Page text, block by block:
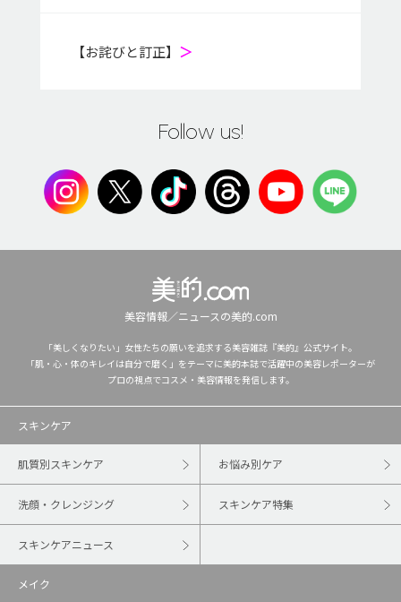
【お詫びと訂正】 ＞
Follow us!
美容情報／ニュースの美的.com
「美しくなりたい」女性たちの願いを追求する美容雑誌『美的』公式サイト。
「肌・心・体のキレイは自分で磨く」をテーマに美的本誌で活躍中の美容レポーターが
プロの視点でコスメ・美容情報を発信します。
スキンケア
肌質別スキンケア お悩み別ケア
洗顔・クレンジング スキンケア特集
スキンケアニュース
メイク